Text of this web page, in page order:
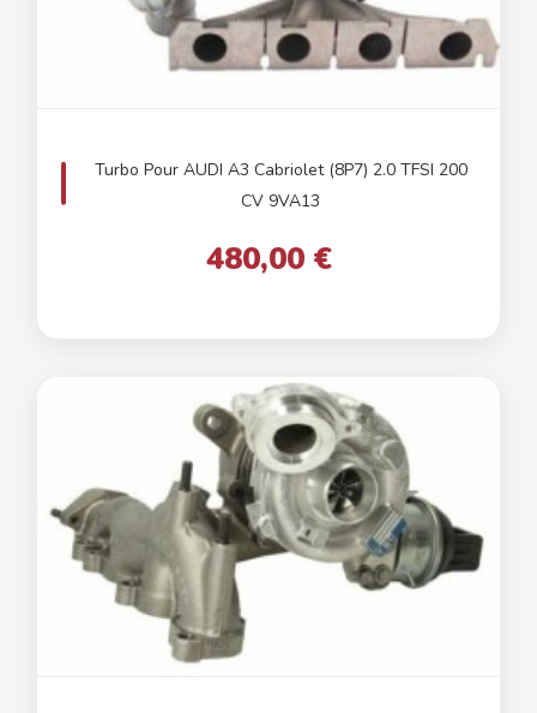
Turbo Pour AUDI A3 Cabriolet (8P7) 2.0 TFSI 200
CV 9VA13
480,00 €